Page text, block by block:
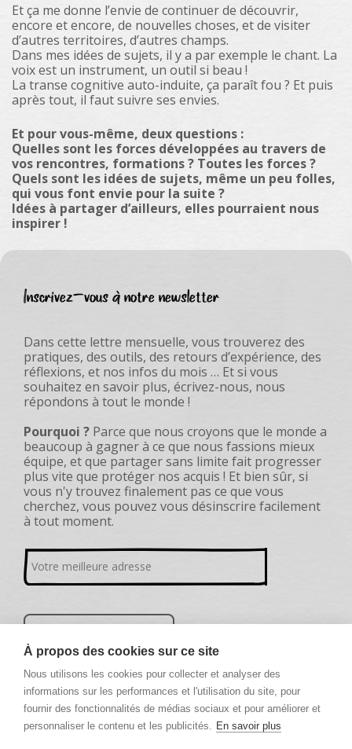
Et ça me donne l’envie de continuer de découvrir,
encore et encore, de nouvelles choses, et de visiter
d’autres territoires, d’autres champs.
Dans mes idées de sujets, il y a par exemple le chant. La
voix est un instrument, un outil si beau !
La transe cognitive auto-induite, ça paraît fou ? Et puis
après tout, il faut suivre ses envies.
Et pour vous-même, deux questions :
Quelles sont les forces développées au travers de
vos rencontres, formations ? Toutes les forces ?
Quels sont les idées de sujets, même un peu folles,
qui vous font envie pour la suite ?
Idées à partager d’ailleurs, elles pourraient nous
inspirer !
Inscrivez-vous à notre newsletter
Dans cette lettre mensuelle, vous trouverez des
pratiques, des outils, des retours d’expérience, des
réflexions, et nos infos du mois … Et si vous
souhaitez en savoir plus, écrivez-nous, nous
répondons à tout le monde !
Pourquoi ? Parce que nous croyons que le monde a
beaucoup à gagner à ce que nous fassions mieux
équipe, et que partager sans limite fait progresser
plus vite que protéger nos acquis ! Et bien sûr, si
vous n'y trouvez finalement pas ce que vous
cherchez, vous pouvez vous désinscrire facilement
à tout moment.
À propos des cookies sur ce site
Nous utilisons les cookies pour collecter et analyser des
informations sur les performances et l'utilisation du site, pour
fournir des fonctionnalités de médias sociaux et pour améliorer et
personnaliser le contenu et les publicités. En savoir plus